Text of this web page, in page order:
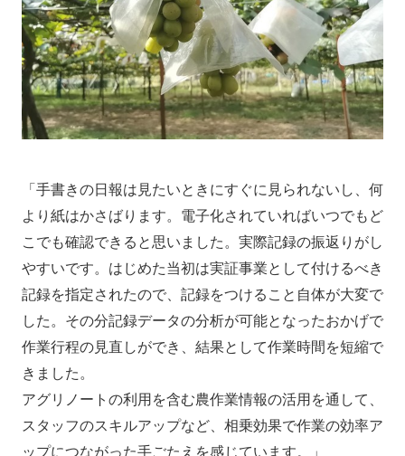
「手書きの日報は見たいときにすぐに見られないし、何
より紙はかさばります。電子化されていればいつでもど
こでも確認できると思いました。実際記録の振返りがし
やすいです。はじめた当初は実証事業として付けるべき
記録を指定されたので、記録をつけること自体が大変で
した。その分記録データの分析が可能となったおかげで
作業行程の見直しができ、結果として作業時間を短縮で
きました。
アグリノートの利用を含む農作業情報の活用を通して、
スタッフのスキルアップなど、相乗効果で作業の効率ア
ップにつながった手ごたえを感じています。」